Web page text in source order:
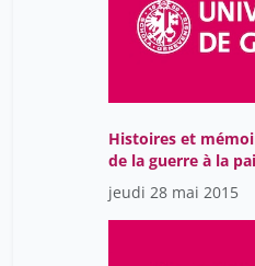
Histoires et
de la guerre à la
(Amérique latine –
Russie)
jeudi 28 mai 2015